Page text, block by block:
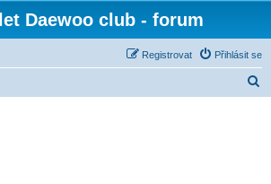
Daewoo club - forum
Přihlásit se
Registrovat